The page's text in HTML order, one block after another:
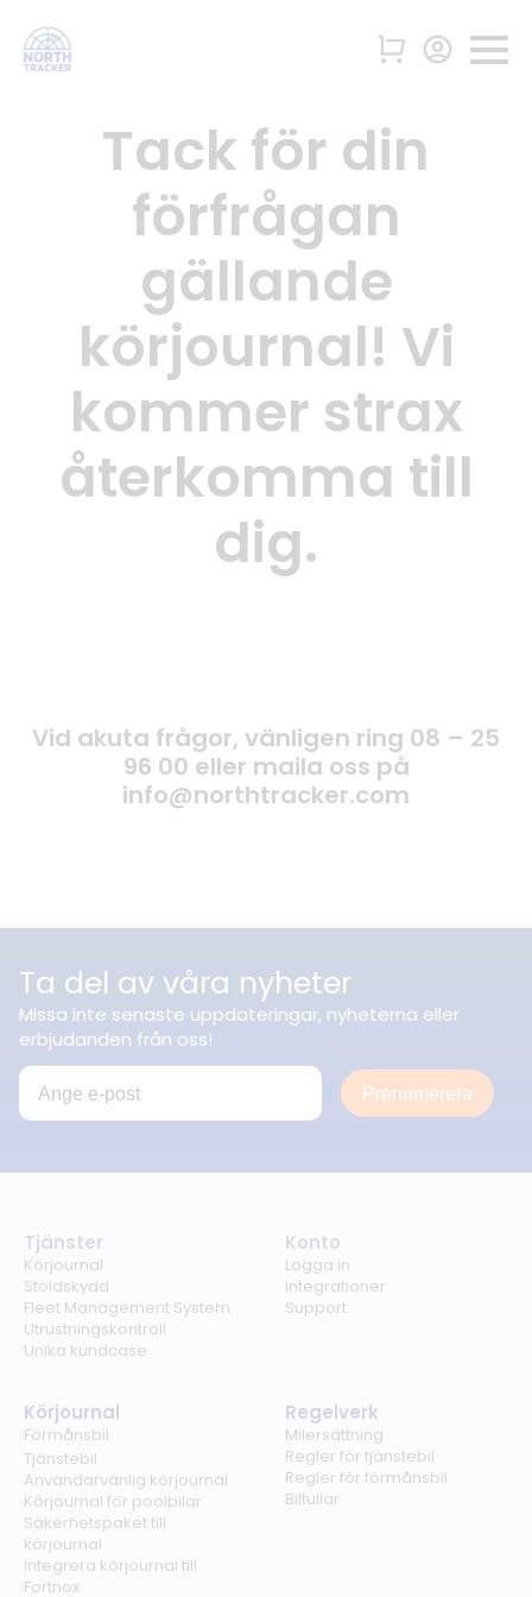
Tack för din
förfrågan
gällande
körjournal! Vi
kommer strax
återkomma till
dig.
Vid akuta frågor, vänligen ring 08 – 25
96 00 eller maila oss på
info@northtracker.com
Ta del av våra nyheter
Missa inte senaste uppdateringar, nyheterna eller
erbjudanden från oss!
Prenumerera
Tjänster
Körjournal
Stöldskydd
Fleet Management System
Utrustningskontroll
Unika kundcase
Konto
Logga in
Integrationer
Support
Körjournal
Förmånsbil
Tjänstebil
Användarvänlig körjournal
Körjournal för poolbilar
Säkerhetspaket till
körjournal
Integrera körjournal till
Fortnox
Regelverk
Milersättning
Regler för tjänstebil
Regler för förmånsbil
Biltullar